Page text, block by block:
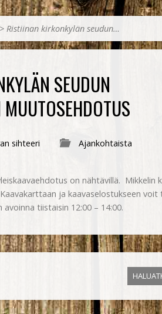
> Ristiinan kirkonkylän seudun…
SEUDUN
sihteeri Ajankohtaista
on nähtävillä. Mikkelin
ja kaavaselostukseen
tiistaisin 12:00 – 14:00.